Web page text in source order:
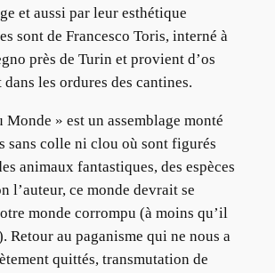
et aussi par leur esthétique
sont de Francesco Toris, interné à
près de Turin et provient d’os
les ordures des cantines.
Monde » est un assemblage monté
sans colle ni clou où sont figurés
animaux fantastiques, des espèces
l’auteur, ce monde devrait se
monde corrompu (à moins qu’il
Retour au paganisme qui ne nous a
quittés, transmutation de